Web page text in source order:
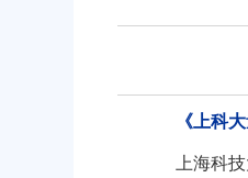
《上科
上海科